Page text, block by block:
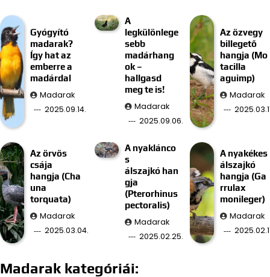
Gyógyító
madarak?
Így hat az
emberre a
madárdal
Madarak
2025.09.14.
A
legkülönlege
sebb
madárhang
ok –
hallgasd
meg te is!
Madarak
2025.09.06.
Az özvegy
billegető
hangja (Mo
tacilla
aguimp)
Madarak
Az örvös
csája
hangja (Cha
una
torquata)
Madarak
2025.03.04.
A nyaklánco
s
álszajkó han
gja
(Pterorhinus
pectoralis)
Madarak
2025.02.25.
A nyakékes
álszajkó
hangja (Ga
rrulax
monileger)
Madarak
Madarak kategóriái: